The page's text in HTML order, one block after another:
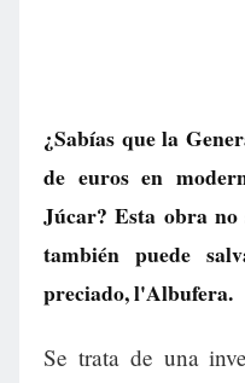
¿Sabías que la
de euros en
Júcar? Esta obra
también puede
preciado, l'Albufera.
Se trata de una